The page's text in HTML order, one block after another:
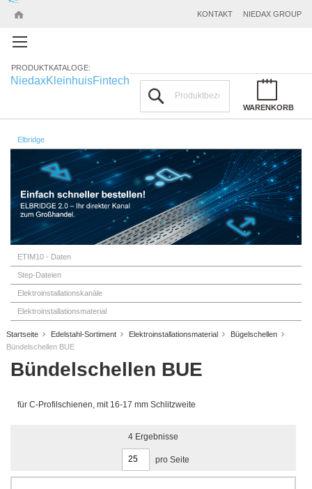
NIEDAX GROUP
KONTAKT
PRODUKTKATALOGE:
NiedaxKleinhuisFintech
WARENKORB
Elbridge
ETIM10 - Daten
Step-Dateien
Elektroinstallationskanäle
Elektroinstallationsmaterial
Startseite Edelstahl-Sortiment Elektroinstallationsmaterial
Bügelschellen
Bündelschellen BUE
Bündelschellen BUE
für C-Profilschienen, mit 16-17 mm Schlitzweite
4Ergebnisse
pro Seite